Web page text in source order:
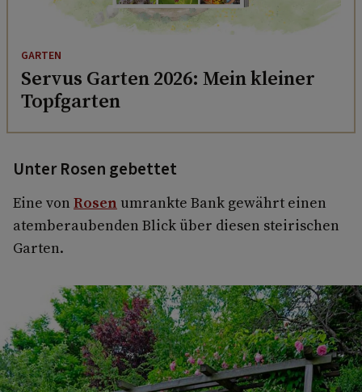
GARTEN
Servus Garten 2026: Mein kleiner
Topfgarten
Unter Rosen gebettet
Eine von Rosen umrankte Bank gewährt einen
atemberaubenden Blick über diesen steirischen
Garten.